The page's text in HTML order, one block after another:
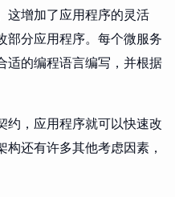
这增加了应用程序的灵活
部分应用程序。每个微服务
适的编程语言编写，并根据
约，应用程序就可以快速改
还有许多其他考虑因素，